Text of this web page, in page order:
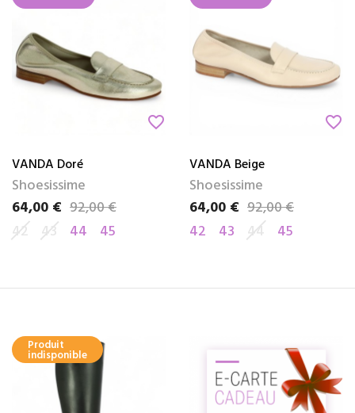
favorite_border
VANDA Doré
Shoesissime
Prix
64,00 €
Prix de base92,00 €
42 43 44 45
favorite_border
VANDA Beige
Shoesissime
Prix
64,00 €
Prix de base92,00 €
42
43 44 45
Produit
indisponible